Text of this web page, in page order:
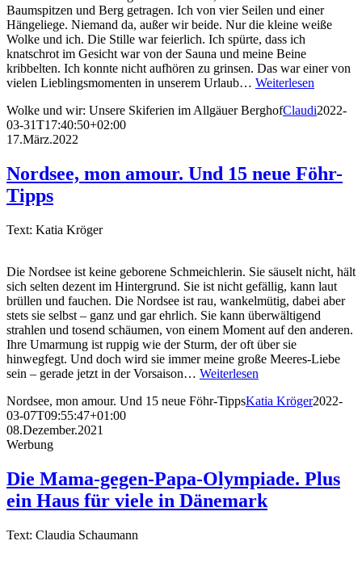
Baumspitzen und Berg getragen. Ich von vier Seilen und einer
Hängeliege. Niemand da, außer wir beide. Nur die kleine weiße
Wolke und ich. Die Stille war feierlich. Ich spürte, dass ich
knatschrot im Gesicht war von der Sauna und meine Beine
kribbelten. Ich konnte nicht aufhören zu grinsen. Das war einer von
vielen Lieblingsmomenten in unserem Urlaub… Weiterlesen
Wolke und wir: Unsere Skiferien im Allgäuer BerghofClaudi2022-
03-31T17:40:50+02:00
17.März.2022
Nordsee, mon amour. Und 15 neue Föhr-
Tipps
Text: Katia Kröger
Die Nordsee ist keine geborene Schmeichlerin. Sie säuselt nicht, hält
sich selten dezent im Hintergrund. Sie ist nicht gefällig, kann laut
brüllen und fauchen. Die Nordsee ist rau, wankelmütig, dabei aber
stets sie selbst – ganz und gar ehrlich. Sie kann überwältigend
strahlen und tosend schäumen, von einem Moment auf den anderen.
Ihre Umarmung ist ruppig wie der Sturm, der oft über sie
hinwegfegt. Und doch wird sie immer meine große Meeres-Liebe
sein – gerade jetzt in der Vorsaison… Weiterlesen
Nordsee, mon amour. Und 15 neue Föhr-TippsKatia Kröger2022-
03-07T09:55:47+01:00
08.Dezember.2021
Werbung
Die Mama-gegen-Papa-Olympiade. Plus
ein Haus für viele in Dänemark
Text: Claudia Schaumann